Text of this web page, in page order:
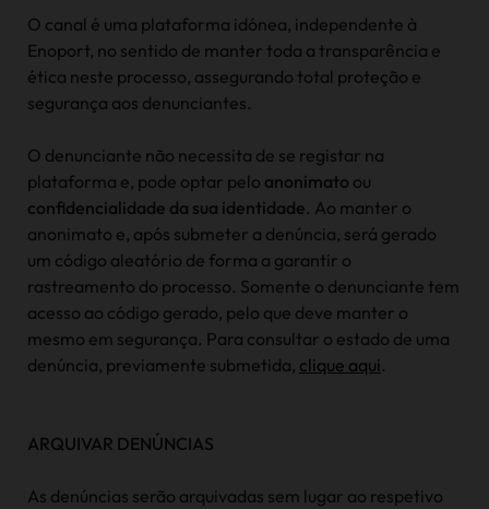
O canal é uma plataforma idónea, independente à
Enoport, no sentido de manter toda a transparência e
ética neste processo, assegurando total proteção e
segurança aos denunciantes.
O denunciante não necessita de se registar na
plataforma e, pode optar pelo anonimato ou
confidencialidade da sua identidade. Ao manter o
anonimato e, após submeter a denúncia, será gerado
um código aleatório de forma a garantir o
rastreamento do processo. Somente o denunciante tem
acesso ao código gerado, pelo que deve manter o
mesmo em segurança. Para consultar o estado de uma
denúncia, previamente submetida, clique aqui .
ARQUIVAR DENÚNCIAS
As denúncias serão arquivadas sem lugar ao respetivo